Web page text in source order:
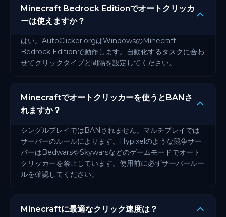
Minecraft Bedrock Editionでオートクリッカ
ーは使えますか？
はい。AutoClicker.orgはWindowsのMinecraft
Bedrock Editionで動作します。自動化するタスクに合わ
せてクリックタイプと間隔を設定してください。
Minecraftでオートクリッカーを使うとBANさ
れますか？
シングルプレイではBANされません。マルチプレイでは
サーバーのルールによります。Hypixelのような競争サー
バーはBedwarsやSkywarsなどのゲームモードでオート
クリッカーを禁止しています。使用前に必ずサーバールー
ルを確認してください。
Minecraftに最適なクリック速度は？